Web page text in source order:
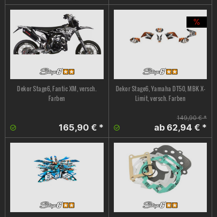
Dekor Stage6, Fantic XM, versch.
Farben
165,90 € *
Dekor Stage6, Yamaha DT50, MBK X-
Limit, versch. Farben
149,90 € *
ab 62,94 € *